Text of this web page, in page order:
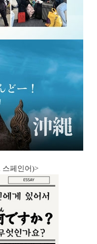
스페인어)>